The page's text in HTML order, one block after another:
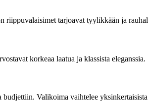
riippuvalaisimet tarjoavat tyylikkään ja
korkeaa laatua ja klassista eleganssia.
Valikoima vaihtelee